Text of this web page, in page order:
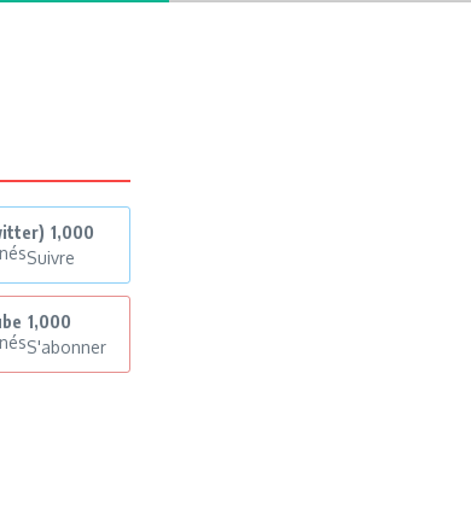
1,000
Suivre
1,000
S'abonner